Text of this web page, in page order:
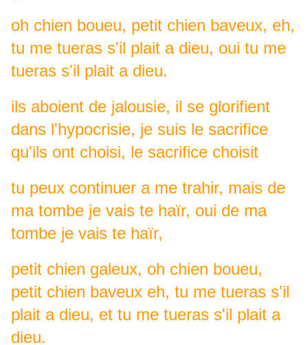
oh chien boueu, petit chien baveux, eh,
tu me tueras s'il plait a dieu, oui tu me
tueras s'il plait a dieu.
ils aboient de jalousie, il se glorifient
dans l'hypocrisie, je suis le sacrifice
qu'ils ont choisi, le sacrifice choisit
tu peux continuer a me trahir, mais de
ma tombe je vais te haïr, oui de ma
tombe je vais te haïr,
petit chien galeux, oh chien boueu,
petit chien baveux eh, tu me tueras s'il
plait a dieu, et tu me tueras s'il plait a
dieu.